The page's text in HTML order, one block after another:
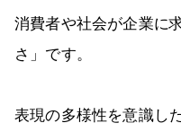
消費者や社会が企業に
さ」です。
表現の多様性を意識し